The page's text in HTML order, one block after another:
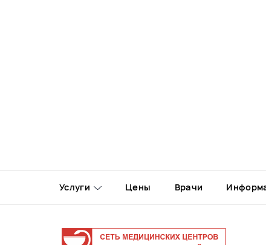
Услуги Цены Врачи